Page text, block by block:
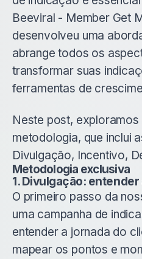
Beeviral - Member Get
desenvolveu uma
abrange todos os
transformar suas
ferramentas de
Neste post,
metodologia, que inclui
Divulgação, Incentivo,
Metodologia exclusiva
1. Divulgação:
O primeiro passo da
uma campanha de
entender a jornada do
mapear os pontos e